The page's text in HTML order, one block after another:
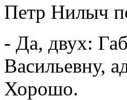
Петр Нилыч
- Да, двух:
Васильевну,
Хорошо.